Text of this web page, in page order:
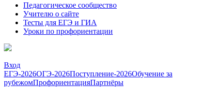
Педагогическое сообщество
Учителю о сайте
Тесты для ЕГЭ и ГИА
Уроки по профориентации
Вход
ЕГЭ-2026ОГЭ-2026Поступление-2026Обучение за
рубежомПрофориентацияПартнёры